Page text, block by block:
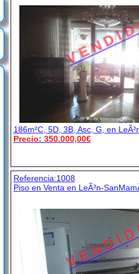
V E N D I
186m²C, 5D, 3B, Asc, G, en
Precio: 350.000,00€
Referencia:1008
Piso en Venta en LeÃ³n-
V E N D I